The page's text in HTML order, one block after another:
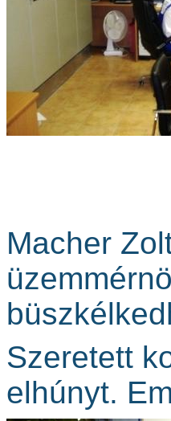
Macher
Szeretett
elhúnyt.